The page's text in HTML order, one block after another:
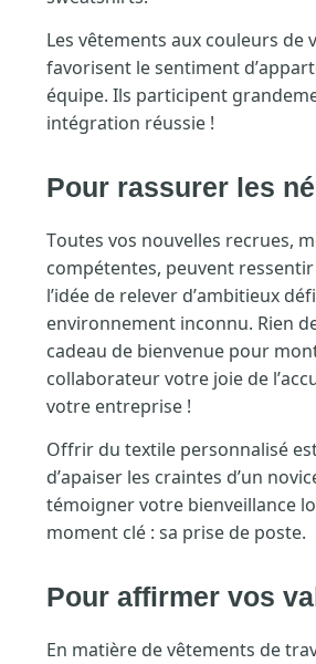
Les vêtements aux couleurs de
favorisent le sentiment
équipe. Ils participent
intégration réussie !
Pour rassurer les
Toutes vos nouvelles recrues,
compétentes, peuvent
l’idée de relever d’ambitieux
environnement inconnu. Rien
cadeau de bienvenue pour
collaborateur votre joie de
votre entreprise !
Offrir du textile personnalisé
d’apaiser les craintes d’un
témoigner votre bienveillance
moment clé : sa prise de poste.
Pour affirmer vos
En matière de vêtements de